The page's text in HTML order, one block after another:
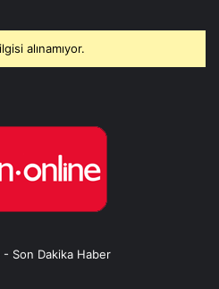
alınamıyor.
- Son Dakika Haber